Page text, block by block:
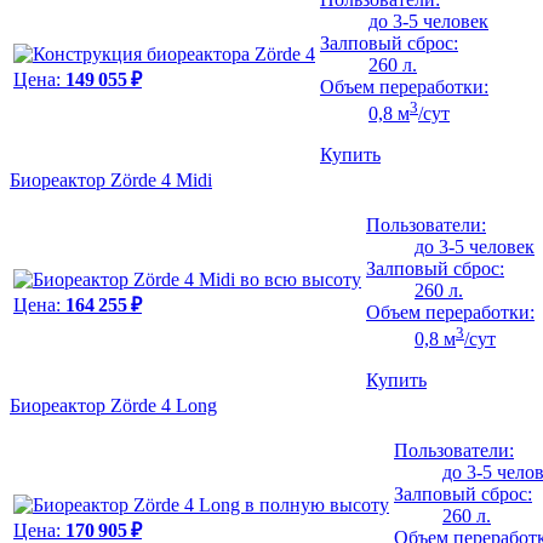
Цена: 149 055 ₽
до 3-5 человек
Залповый сброс:
260 л.
Объем переработки:
0,8 м3/сут
Купить
Биореактор Zörde 4 Midi
Цена: 164 255 ₽
Пользователи:
до 3-5 человек
Залповый сброс:
260 л.
Объем переработки:
0,8 м3/сут
Купить
Биореактор Zörde 4 Long
Цена: 170 905 ₽
Пользователи:
до 3-5
Залповый сброс:
260 л.
Объем